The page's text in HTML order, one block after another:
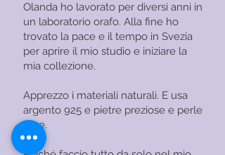
Olanda ho lavorato per diversi anni in
un laboratorio orafo. Alla fine ho
trovato la pace e il tempo in Svezia
per aprire il mio studio e iniziare la
mia collezione.
Apprezzo i materiali naturali. E usa
argento 925 e pietre preziose e perle
vere.